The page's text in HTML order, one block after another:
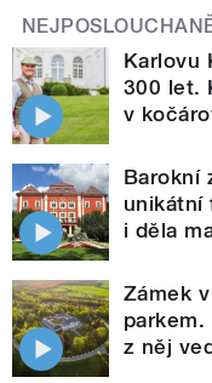
Karlovu
300 let.
v
Barokní
unikátní
i děla
Zámek
z něj